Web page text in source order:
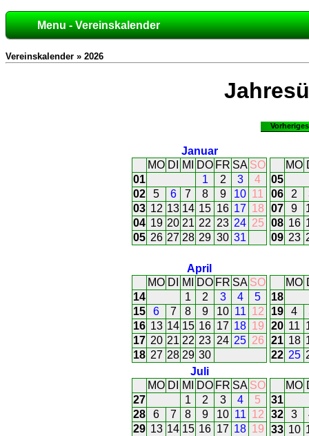
Menu - Vereinskalender
Vereinskalender » 2026
Januar
MO DI MI DO FR SA SO
01
1 2 3
4
02
5 6 7 8 9 10 11
03 12 13 14 15 16 17 18
04 19 20 21 22 23 24 25
05 26 27 28 29 30 31
MO
05
06
2
07
9
08 16
09 23
April
MO DI MI DO FR SA SO
14
1 2 3 4
5
15
6 7 8 9 10 11 12
16 13 14 15 16 17 18 19
17 20 21 22 23 24 25 26
18 27 28 29 30
MO
18
19
4
20 11
21 18
22 25
Juli
MO DI MI DO FR SA SO
27
1 2 3 4
5
28
6 7 8 9 10 11 12
29 13 14 15 16 17 18 19
MO
31
32
3
33 10